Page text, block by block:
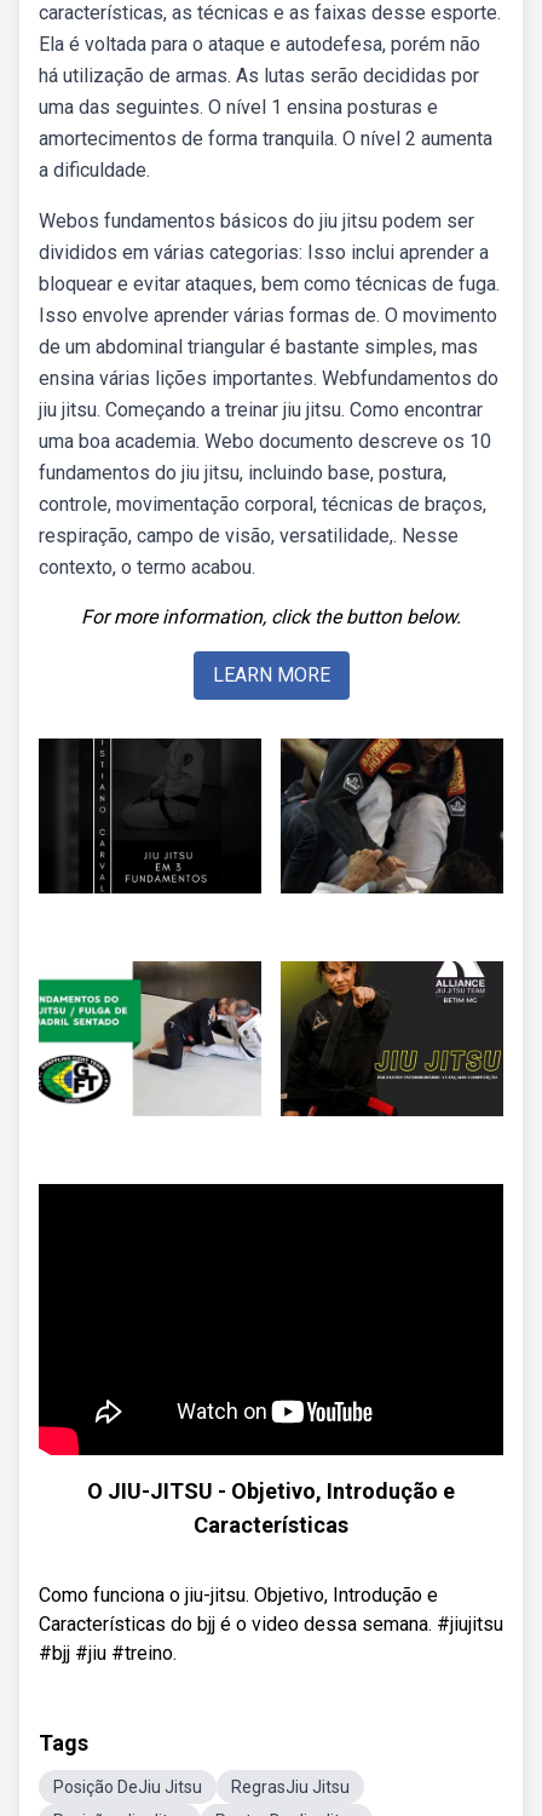
características, as técnicas e as faixas desse esporte.
Ela é voltada para o ataque e autodefesa, porém não
há utilização de armas. As lutas serão decididas por
uma das seguintes. O nível 1 ensina posturas e
amortecimentos de forma tranquila. O nível 2 aumenta
a dificuldade.
Webos fundamentos básicos do jiu jitsu podem ser
divididos em várias categorias: Isso inclui aprender a
bloquear e evitar ataques, bem como técnicas de fuga.
Isso envolve aprender várias formas de. O movimento
de um abdominal triangular é bastante simples, mas
ensina várias lições importantes. Webfundamentos do
jiu jitsu. Começando a treinar jiu jitsu. Como encontrar
uma boa academia. Webo documento descreve os 10
fundamentos do jiu jitsu, incluindo base, postura,
controle, movimentação corporal, técnicas de braços,
respiração, campo de visão, versatilidade,. Nesse
contexto, o termo acabou.
For more information, click the button below.
LEARN MORE
O JIU-JITSU - Objetivo, Introdução e
Características
Como funciona o jiu-jitsu. Objetivo, Introdução e
Características do bjj é o video dessa semana. #jiujitsu
#bjj #jiu #treino.
Tags
Posição DeJiu Jitsu
RegrasJiu Jitsu